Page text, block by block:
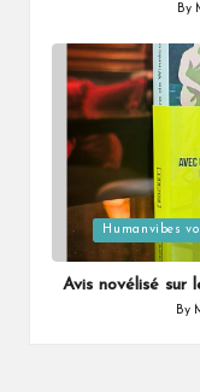
By
Posted
in
Humanvibes
Avis novélisé sur
By